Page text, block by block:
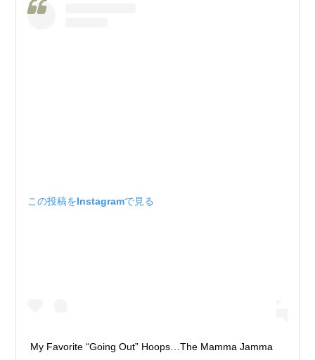
この投稿をInstagramで見る
My Favorite “Going Out” Hoops…The Mamma Jamma